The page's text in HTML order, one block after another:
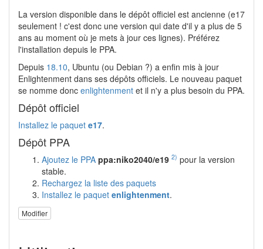
La version disponible dans le dépôt officiel est ancienne (e17
seulement ! c'est donc une version qui date d'il y a plus de 5
ans au moment où je mets à jour ces lignes). Préférez
l'installation depuis le PPA.
Depuis 18.10, Ubuntu (ou Debian ?) a enfin mis à jour
Enlightenment dans ses dépôts officiels. Le nouveau paquet
se nomme donc enlightenment et il n'y a plus besoin du PPA.
Dépôt officiel
Installez le paquet e17.
Dépôt PPA
Ajoutez le PPA ppa:niko2040/e19 2) pour la version
stable.
Rechargez la liste des paquets
Installez le paquet enlightenment.
Modifier